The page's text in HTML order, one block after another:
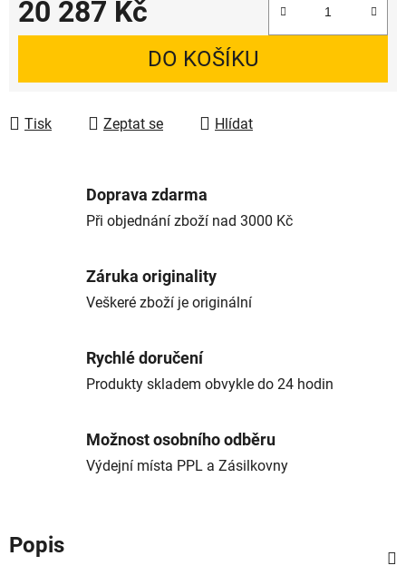
20 287 Kč
Měrná cena:
DO KOŠÍKU
Tisk Zeptat se Hlídat
Doprava zdarma
Při objednání zboží nad 3000 Kč
Záruka originality
Veškeré zboží je originální
Rychlé doručení
Produkty skladem obvykle do 24 hodin
Možnost osobního odběru
Výdejní místa PPL a Zásilkovny
Popis